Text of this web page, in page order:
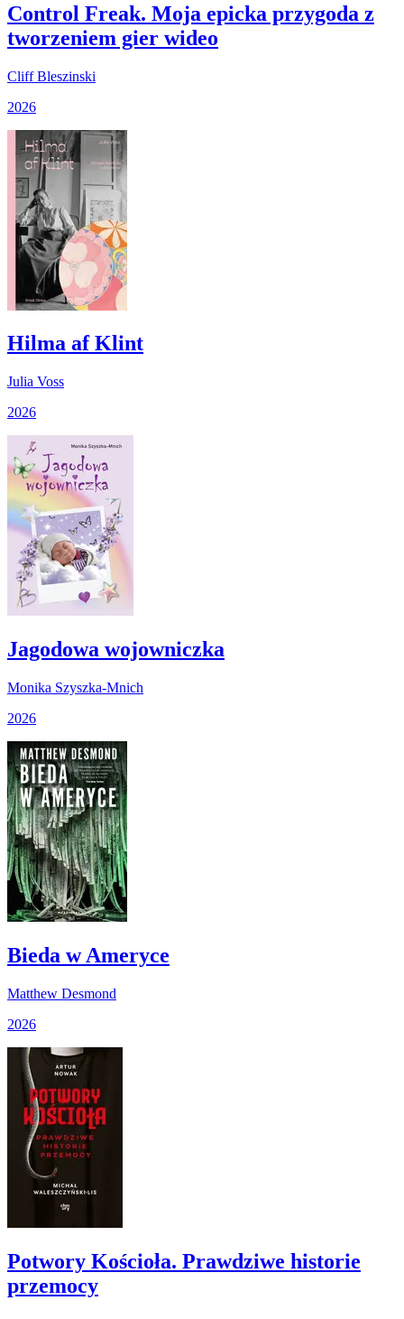
Control Freak. Moja epicka przygoda z
tworzeniem gier wideo
Cliff Bleszinski
2026
Hilma af Klint
Julia Voss
2026
Jagodowa wojowniczka
Monika Szyszka-Mnich
2026
Bieda w Ameryce
Matthew Desmond
2026
Potwory Kościoła. Prawdziwe historie
przemocy